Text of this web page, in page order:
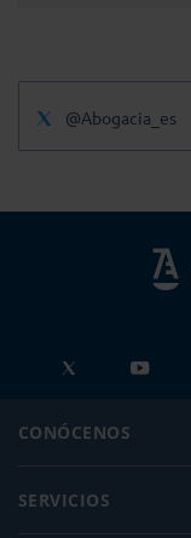
@Abogacia_es
CONÓCENOS
SERVICIOS